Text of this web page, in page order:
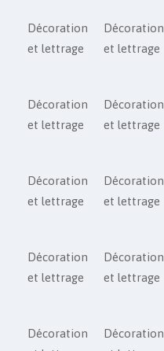
Décoration
et lettrage
Décoration
et lettrage
Décoration
et lettrage
Décoration
et lettrage
Décoration
et lettrage
Décoration
et lettrage
Décoration
et lettrage
Décoration
et lettrage
Décoration
Décoration